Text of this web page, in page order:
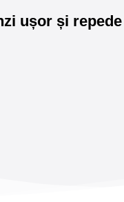
ușor și repede